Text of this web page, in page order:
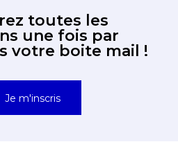
toutes les
une fois par
votre boite mail !
Je m'inscris